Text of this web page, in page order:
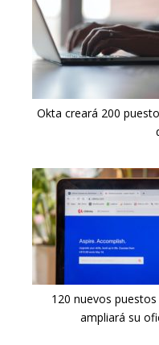
Okta creará 200
120 nuevos
ampliará su